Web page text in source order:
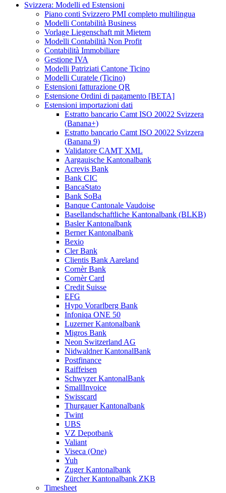
Svizzera: Modelli ed Estensioni
Piano conti Svizzero PMI completo multilingua
Modelli Contabilità Business
Vorlage Liegenschaft mit Mietern
Modelli Contabilità Non Profit
Contabilità Immobiliare
Gestione IVA
Modelli Patriziati Cantone Ticino
Modelli Curatele (Ticino)
Estensioni fatturazione QR
Estensione Ordini di pagamento [BETA]
Estensioni importazioni dati
Estratto bancario Camt ISO 20022 Svizzera
(Banana+)
Estratto bancario Camt ISO 20022 Svizzera
(Banana 9)
Validatore CAMT XML
Aargauische Kantonalbank
Acrevis Bank
Bank CIC
BancaStato
Bank SoBa
Banque Cantonale Vaudoise
Basellandschaftliche Kantonalbank (BLKB)
Basler Kantonalbank
Berner Kantonalbank
Bexio
Cler Bank
Clientis Bank Aareland
Cornèr Bank
Cornèr Card
Credit Suisse
EFG
Hypo Vorarlberg Bank
Infoniqa ONE 50
Luzerner Kantonalbank
Migros Bank
Neon Switzerland AG
Nidwaldner KantonalBank
Postfinance
Raiffeisen
Schwyzer KantonalBank
SmallInvoice
Swisscard
Thurgauer Kantonalbank
Twint
UBS
VZ Depotbank
Valiant
Viseca (One)
Yuh
Zuger Kantonalbank
Zürcher Kantonalbank ZKB
Timesheet